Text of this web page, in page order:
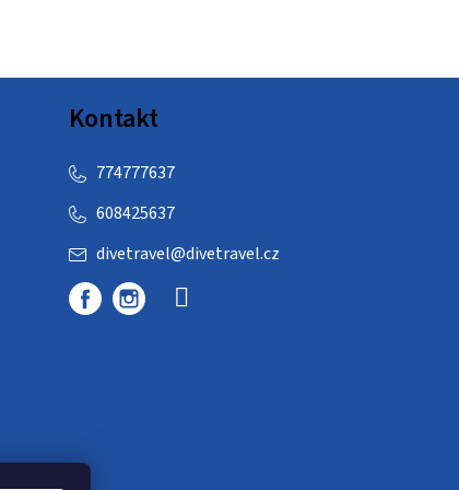
Kontakt
divetravel@divetravel.cz
608425637
774777637